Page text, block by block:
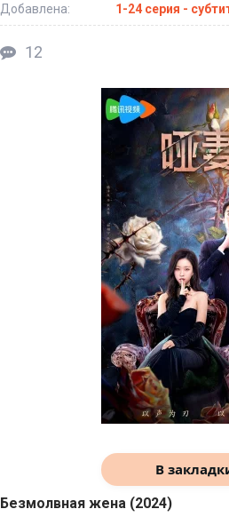
Добавлена:
1-24 серия -
12
В
Безмолвная жена (2024)